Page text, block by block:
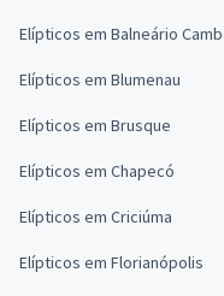
Elípticos em Balneário
Elípticos em Blumenau
Elípticos em Brusque
Elípticos em Chapecó
Elípticos em Criciúma
Elípticos em Florianópolis